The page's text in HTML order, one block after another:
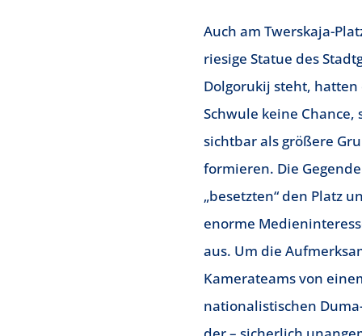
Auch am Twerskaja-
riesige Statue des
Dolgorukij steht,
Schwule keine
sichtbar als größere
formieren. Die
„besetzten“ den Platz
enorme
aus. Um die
Kamerateams von
nationalistischen